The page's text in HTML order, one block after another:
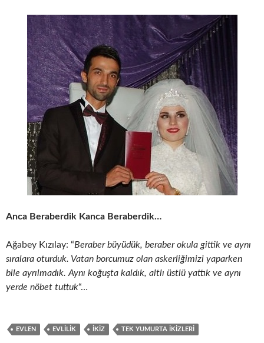
Anca Beraberdik Kanca Beraberdik…
Ağabey Kızılay: “Beraber büyüdük, beraber okula gittik ve aynı
sıralara oturduk. Vatan borcumuz olan askerliğimizi yaparken
bile ayrılmadık. Aynı koğuşta kaldık, altlı üstlü yattık ve aynı
yerde nöbet tuttuk“…
EVLEN EVLILIK IKIZ TEK YUMURTA IKIZLERI